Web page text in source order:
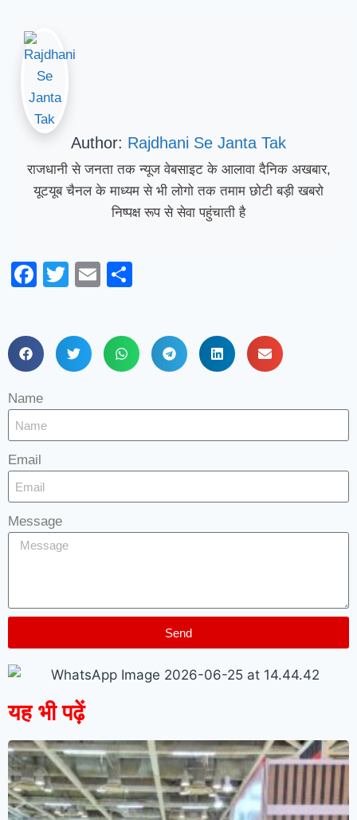
Author: Rajdhani Se Janta Tak
राजधानी से जनता तक न्यूज वेबसाइट के आलावा दैनिक अखबार,
यूटयूब चैनल के माध्यम से भी लोगो तक तमाम छोटी बड़ी खबरो
निष्पक्ष रूप से सेवा पहुंचाती है
Facebook
TwitterEmail
Name
Email
Message
Send
यह भी पढ़ें